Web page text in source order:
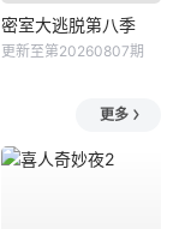
密室大逃脱第八季
更新至第20260807期
更多